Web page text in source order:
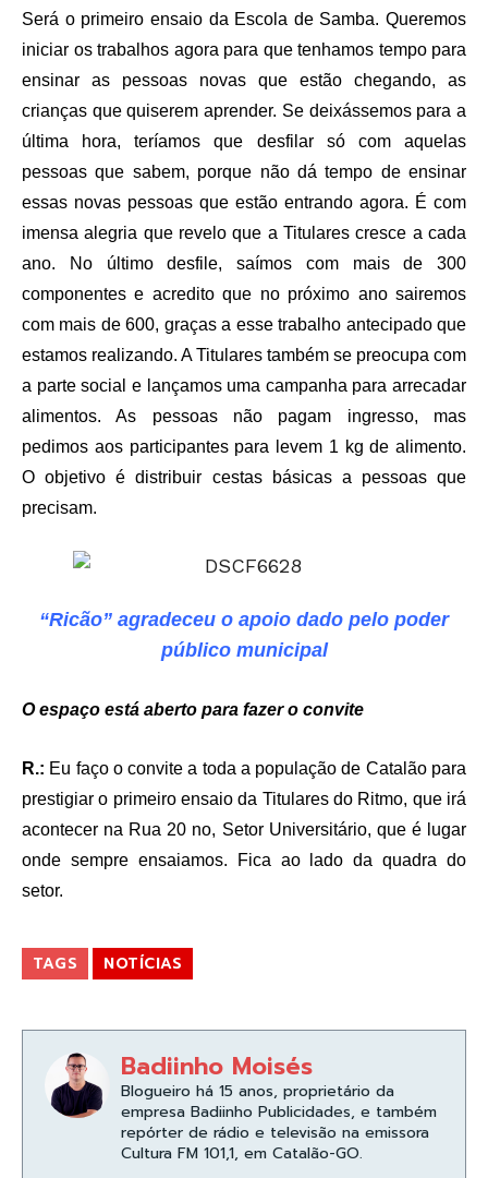
Será o primeiro ensaio da Escola de Samba. Queremos
iniciar os trabalhos agora para que tenhamos tempo para
ensinar as pessoas novas que estão chegando, as
crianças que quiserem aprender. Se deixássemos para a
última hora, teríamos que desfilar só com aquelas
pessoas que sabem, porque não dá tempo de ensinar
essas novas pessoas que estão entrando agora. É com
imensa alegria que revelo que a Titulares cresce a cada
ano. No último desfile, saímos com mais de 300
componentes e acredito que no próximo ano sairemos
com mais de 600, graças a esse trabalho antecipado que
estamos realizando. A Titulares também se preocupa com
a parte social e lançamos uma campanha para arrecadar
alimentos. As pessoas não pagam ingresso, mas
pedimos aos participantes para levem 1 kg de alimento.
O objetivo é distribuir cestas básicas a pessoas que
precisam.
“Ricão” agradeceu o apoio dado pelo poder
público municipal
O espaço está aberto para fazer o convite
R.: Eu faço o convite a toda a população de Catalão para
prestigiar o primeiro ensaio da Titulares do Ritmo, que irá
acontecer na Rua 20 no, Setor Universitário, que é lugar
onde sempre ensaiamos. Fica ao lado da quadra do
setor.
TAGS NOTÍCIAS
Badiinho Moisés
Blogueiro há 15 anos, proprietário da
empresa Badiinho Publicidades, e também
repórter de rádio e televisão na emissora
Cultura FM 101,1, em Catalão-GO.